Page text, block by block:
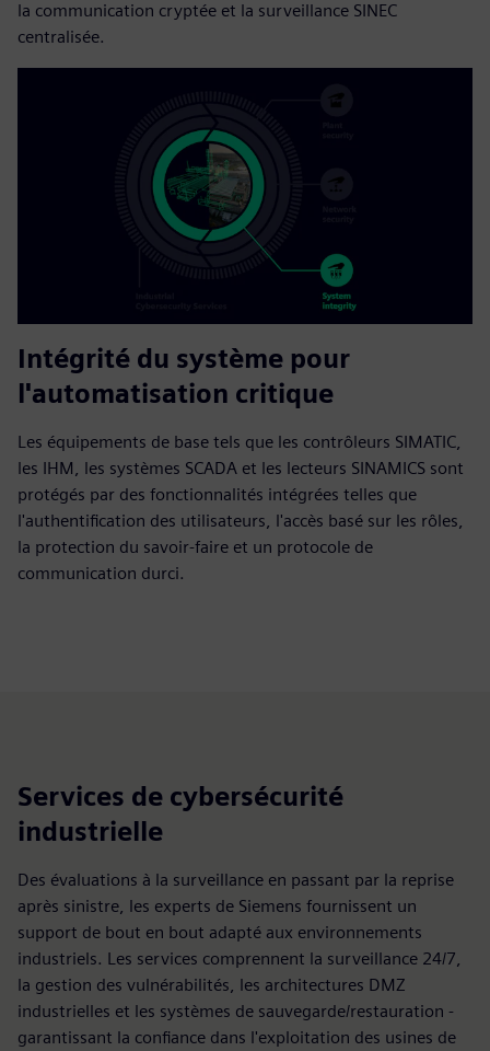
la communication cryptée et la surveillance SINEC
centralisée.
Intégrité du système pour
l'automatisation critique
Les équipements de base tels que les contrôleurs SIMATIC,
les IHM, les systèmes SCADA et les lecteurs SINAMICS sont
protégés par des fonctionnalités intégrées telles que
l'authentification des utilisateurs, l'accès basé sur les rôles,
la protection du savoir-faire et un protocole de
communication durci.
Services de cybersécurité
industrielle
Des évaluations à la surveillance en passant par la reprise
après sinistre, les experts de Siemens fournissent un
support de bout en bout adapté aux environnements
industriels. Les services comprennent la surveillance 24/7,
la gestion des vulnérabilités, les architectures DMZ
industrielles et les systèmes de sauvegarde/restauration -
garantissant la confiance dans l'exploitation des usines de